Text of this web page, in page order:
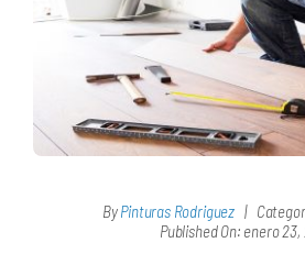
ByPinturas Rodriguez |
Published On: enero 23,